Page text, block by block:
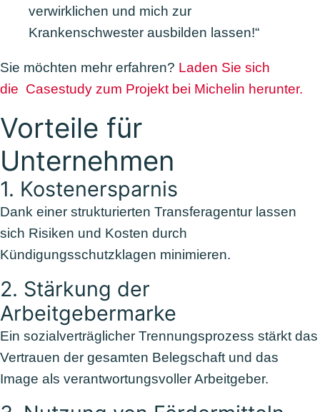
verwirklichen und mich zur
Krankenschwester ausbilden lassen!“
Sie möchten mehr erfahren? Laden Sie sich
die Casestudy zum Projekt bei Michelin herunter.
Vorteile für
Unternehmen
1. Kostenersparnis
Dank einer strukturierten Transferagentur lassen
sich Risiken und Kosten durch
Kündigungsschutzklagen minimieren.
2. Stärkung der
Arbeitgebermarke
Ein sozialverträglicher Trennungsprozess stärkt das
Vertrauen der gesamten Belegschaft und das
Image als verantwortungsvoller Arbeitgeber.